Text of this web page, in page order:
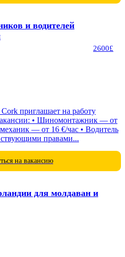
и водителей
2600£
приглашает на работу
правами...
на вакансию
для молдаван и